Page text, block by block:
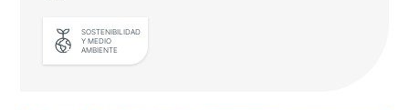
SOSTENIBILIDAD
Y MEDIO
AMBIENTE